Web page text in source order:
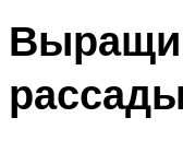
рассады